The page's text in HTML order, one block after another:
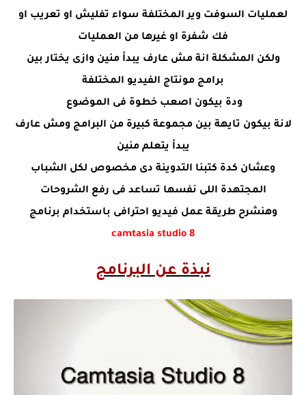
لعمليات السوفت وير المختلفة سواء تفليش او تعريب او
فك شفرة او غيرها من العمليات
ولكن المشكلة انة مش عارف يبدأ منين وازى يختار بين
برامج مونتاج الفيديو المختلفة
ودة بيكون اصعب خطوة فى الموضوع
لانة بيكون تايهة بين مجموعة كبيرة من البرامج ومش عارف
يبدأ يتعلم منين
وعشان كدة كتبنا التدوينة دى مخصوص لكل الشباب
المجتهدة اللى نفسها تساعد فى رفع الشروحات
وهنشرح طريقة عمل فيديو احترافى باستخدام برنامج
camtasia studio 8
نبذة عن البرنامج